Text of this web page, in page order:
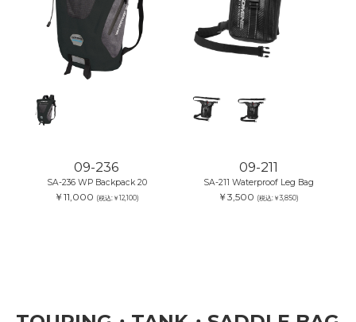
09-236
SA-236 WP Backpack 20
￥11,000 (税込:￥12,100)
09-211
SA-211 Waterproof Leg Bag
￥3,500 (税込:￥3,850)